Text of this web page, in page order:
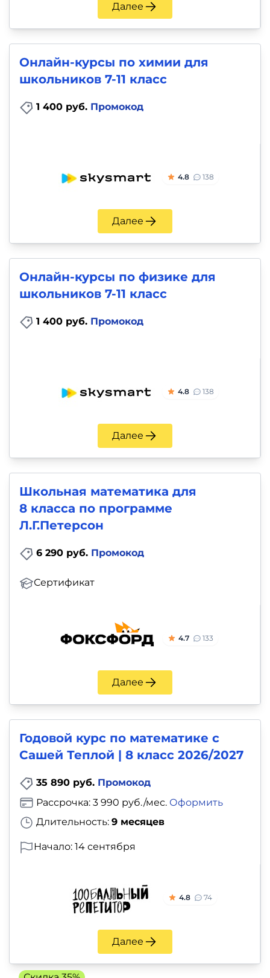
Далее
Онлайн-курсы по химии для
школьников 7-11 класс
1 400 руб. Промокод
4.8 138
Далее
Онлайн-курсы по физике для
школьников 7-11 класс
1 400 руб. Промокод
4.8 138
Далее
Школьная математика для
8 класса по программе
Л.Г.Петерсон
6 290 руб. Промокод
Сертификат
4.7 133
Далее
Годовой курс по математике с
Сашей Теплой | 8 класс 2026/2027
35 890 руб. Промокод
Длительность: 9 месяцев
Рассрочка: 3 990 руб./мес. Оформить
Начало: 14 сентября
4.8 74
Далее